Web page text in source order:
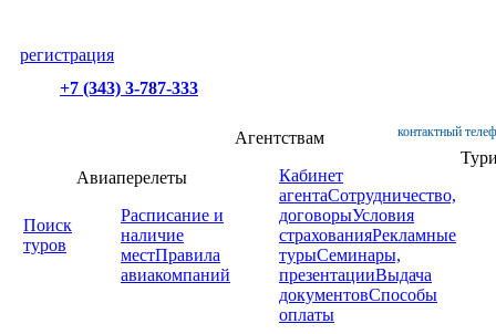
регистрация
+7 (343) 3-787-333
контактный
Поиск
туров
Авиаперелеты
Расписание и
наличие
местПравила
авиакомпаний
Агентствам
Кабинет
агентаСотрудничество,
договорыУсловия
страхованияРекламные
турыСеминары,
презентацииВыдача
документовСпособы
оплаты